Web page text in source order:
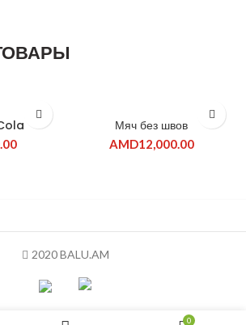
Мяч без швов
AMD12,000.00
2020 BALU.AM
0